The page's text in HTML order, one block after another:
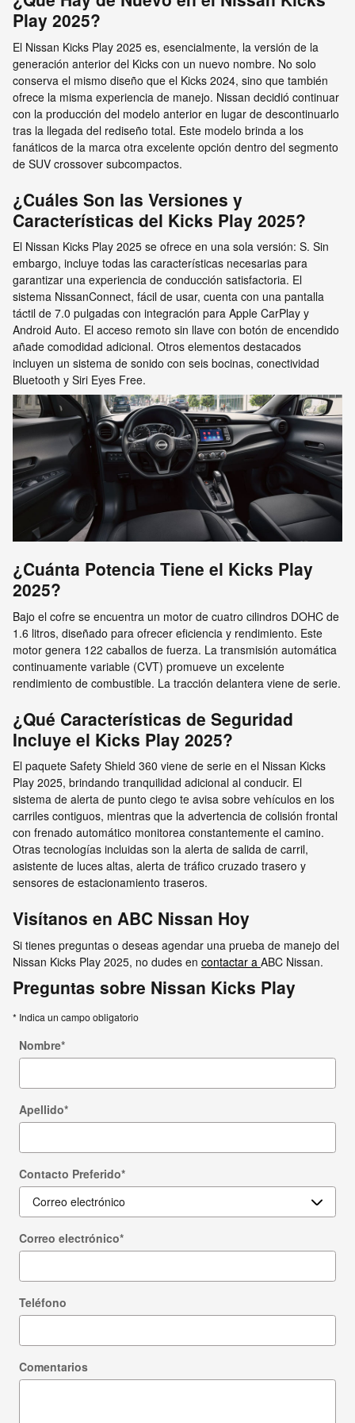
Play 2025?
El Nissan Kicks Play 2025 es, esencialmente, la versión de la
generación anterior del Kicks con un nuevo nombre. No solo
conserva el mismo diseño que el Kicks 2024, sino que también
ofrece la misma experiencia de manejo. Nissan decidió continuar
con la producción del modelo anterior en lugar de descontinuarlo
tras la llegada del rediseño total. Este modelo brinda a los
fanáticos de la marca otra excelente opción dentro del segmento
de SUV crossover subcompactos.
¿Cuáles Son las Versiones y
Características del Kicks Play 2025?
El Nissan Kicks Play 2025 se ofrece en una sola versión: S. Sin
embargo, incluye todas las características necesarias para
garantizar una experiencia de conducción satisfactoria. El
sistema NissanConnect, fácil de usar, cuenta con una pantalla
táctil de 7.0 pulgadas con integración para Apple CarPlay y
Android Auto. El acceso remoto sin llave con botón de encendido
añade comodidad adicional. Otros elementos destacados
incluyen un sistema de sonido con seis bocinas, conectividad
Bluetooth y Siri Eyes Free.
¿Cuánta Potencia Tiene el Kicks Play
2025?
Bajo el cofre se encuentra un motor de cuatro cilindros DOHC de
1.6 litros, diseñado para ofrecer eficiencia y rendimiento. Este
motor genera 122 caballos de fuerza. La transmisión automática
continuamente variable (CVT) promueve un excelente
rendimiento de combustible. La tracción delantera viene de serie.
¿Qué Características de Seguridad
Incluye el Kicks Play 2025?
El paquete Safety Shield 360 viene de serie en el Nissan Kicks
Play 2025, brindando tranquilidad adicional al conducir. El
sistema de alerta de punto ciego te avisa sobre vehículos en los
carriles contiguos, mientras que la advertencia de colisión frontal
con frenado automático monitorea constantemente el camino.
Otras tecnologías incluidas son la alerta de salida de carril,
asistente de luces altas, alerta de tráfico cruzado trasero y
sensores de estacionamiento traseros.
Visítanos en ABC Nissan Hoy
Si tienes preguntas o deseas agendar una prueba de manejo del
Nissan Kicks Play 2025, no dudes en contactar a ABC Nissan.
Preguntas sobre Nissan Kicks Play
* Indica un campo obligatorio
Nombre*
Apellido*
Contacto Preferido*
Correo electrónico*
Teléfono
Comentarios